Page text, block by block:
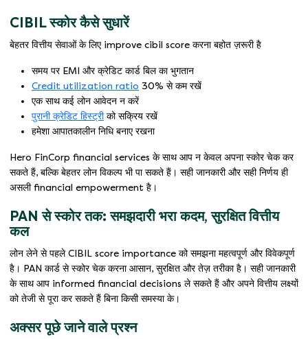
CIBIL स्कोर कैसे सुधारें
बेहतर वित्तीय सेवाओं के लिए improve cibil score करना बहोत ज़रूरी है
समय पर EMI और क्रेडिट कार्ड बिल का भुगतान
Credit utilization ratio 30% से कम रखें
एक साथ कई लोन आवेदन न करें
पुरानी क्रेडिट हिस्ट्रीको सक्रिय रखें
हमेशा आपातकालीन निधि बनाए रखना
Hero FinCorp financial services के साथ आप न केवल अपना स्कोर चेक कर
सकते हैं, बल्कि बेहतर लोन विकल्प भी पा सकते हैं। सही जानकारी और सही निर्णय ही
असली financial empowerment है।
PAN से स्कोर तक: समझदारी भरा कदम, सुरक्षित वित्तीय
कल
लोन लेने से पहले CIBIL score importance को समझना महत्वपूर्ण और विवेकपूर्ण
है। PAN कार्ड से स्कोर चेक करना आसान, सुरक्षित और तेज़ तरीका है। सही जानकारी
के साथ आप informed financial decisions ले सकते हैं और अपने वित्तीय लक्ष्यों
को तेजी से पूरा कर सकते हैं बिना किसी समस्या के।
अक्सर पूछे जाने वाले प्रश्न